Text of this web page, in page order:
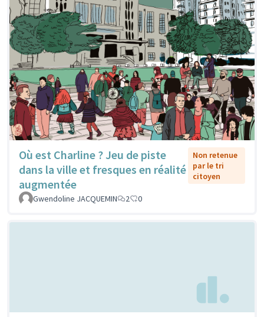
Où est Charline ? Jeu de piste
dans la ville et fresques en réalité
augmentée
Non retenue
par le tri
citoyen
Gwendoline JACQUEMIN 2 0